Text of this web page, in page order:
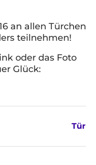
an allen Türchen
teilnehmen!
oder das Foto
Glück:
Tür